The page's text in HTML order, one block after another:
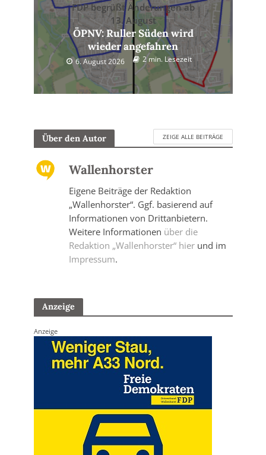
FDP begrüßt Änderungen ab
13. August
ÖPNV: Ruller Süden wird
wieder angefahren
6. August 2026 2 min. Lesezeit
Über den Autor ZEIGE ALLE BEITRÄGE
Wallenhorster
Eigene Beiträge der Redaktion
„Wallenhorster“. Ggf. basierend auf
Informationen von Drittanbietern.
Weitere Informationen über die
Redaktion „Wallenhorster“ hierund im
Impressum.
Anzeige
Anzeige